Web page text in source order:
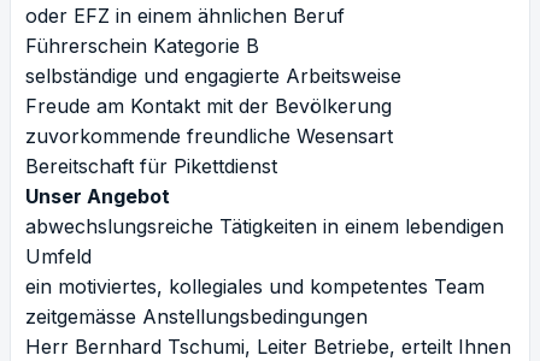
oder EFZ in einem ähnlichen Beruf
Führerschein Kategorie B
selbständige und engagierte Arbeitsweise
Freude am Kontakt mit der Bevölkerung
zuvorkommende freundliche Wesensart
Bereitschaft für Pikettdienst
Unser Angebot
abwechslungsreiche Tätigkeiten in einem lebendigen
Umfeld
ein motiviertes, kollegiales und kompetentes Team
zeitgemässe Anstellungsbedingungen
Herr Bernhard Tschumi, Leiter Betriebe, erteilt Ihnen